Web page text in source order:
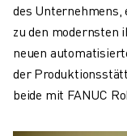
des Unternehmens,
zu den modernsten
neuen
der
beide mit FANUC